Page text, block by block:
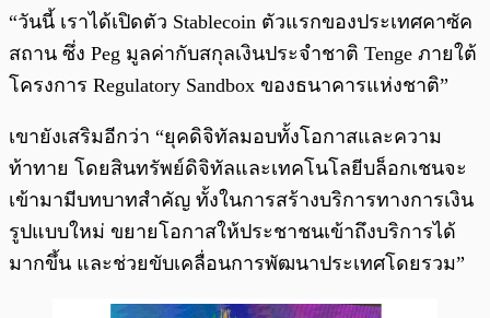
“วันนี้ เราได้เปิดตัว Stablecoin ตัวแรกของประเทศคาซัค
สถาน ซึ่ง Peg มูลค่ากับสกุลเงินประจำชาติ Tenge ภายใต้
โครงการ Regulatory Sandbox ของธนาคารแห่งชาติ”
เขายังเสริมอีกว่า “ยุคดิจิทัลมอบทั้งโอกาสและความ
ท้าทาย โดยสินทรัพย์ดิจิทัลและเทคโนโลยีบล็อกเชนจะ
เข้ามามีบทบาทสำคัญ ทั้งในการสร้างบริการทางการเงิน
รูปแบบใหม่ ขยายโอกาสให้ประชาชนเข้าถึงบริการได้
มากขึ้น และช่วยขับเคลื่อนการพัฒนาประเทศโดยรวม”